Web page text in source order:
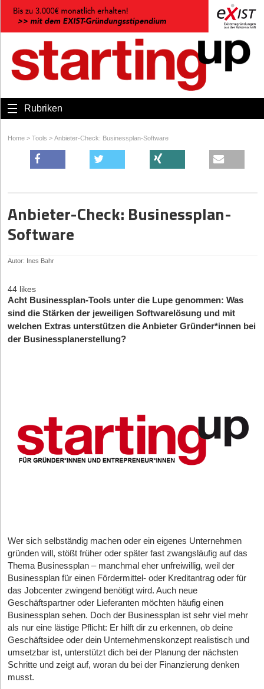
Rubriken
Home > Tools > Anbieter-Check: Businessplan-Software
Anbieter-Check: Businessplan-
Software
Autor: Ines Bahr
44 likes
Acht Businessplan-Tools unter die Lupe genommen: Was
sind die Stärken der jeweiligen Softwarelösung und mit
welchen Extras unterstützen die Anbieter Gründer*innen bei
der Businessplanerstellung?
Wer sich selbständig machen oder ein eigenes Unternehmen
gründen will, stößt früher oder später fast zwangsläufig auf das
Thema Businessplan – manchmal eher unfreiwillig, weil der
Businessplan für einen Fördermittel- oder Kreditantrag oder für
das Jobcenter zwingend benötigt wird. Auch neue
Geschäftspartner oder Lieferanten möchten häufig einen
Businessplan sehen. Doch der Businessplan ist sehr viel mehr
als nur eine lästige Pflicht: Er hilft dir zu erkennen, ob deine
Geschäftsidee oder dein Unternehmenskonzept realistisch und
umsetzbar ist, unterstützt dich bei der Planung der nächsten
Schritte und zeigt auf, woran du bei der Finanzierung denken
musst.